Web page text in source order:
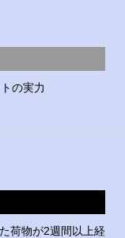
の実力
荷物が2週間以上経